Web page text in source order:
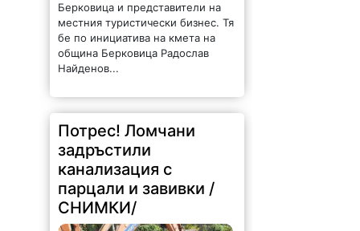
Берковица и представители на
местния туристически бизнес. Тя
бе по инициатива на кмета на
община Берковица Радослав
Найденов...
Потрес! Ломчани
задръстили
канализация с
парцали и завивки /
СНИМКИ/